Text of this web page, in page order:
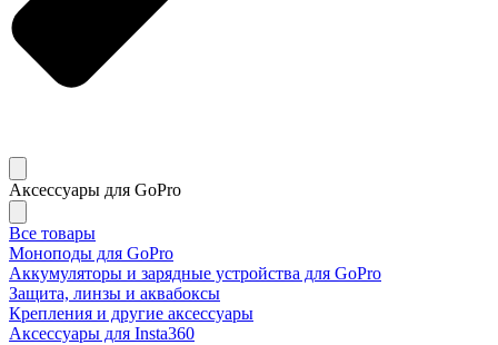
Аксессуары для GoPro
Все товары
Моноподы для GoPro
Аккумуляторы и зарядные устройства для GoPro
Защита, линзы и аквабоксы
Крепления и другие аксессуары
Аксессуары для Insta360